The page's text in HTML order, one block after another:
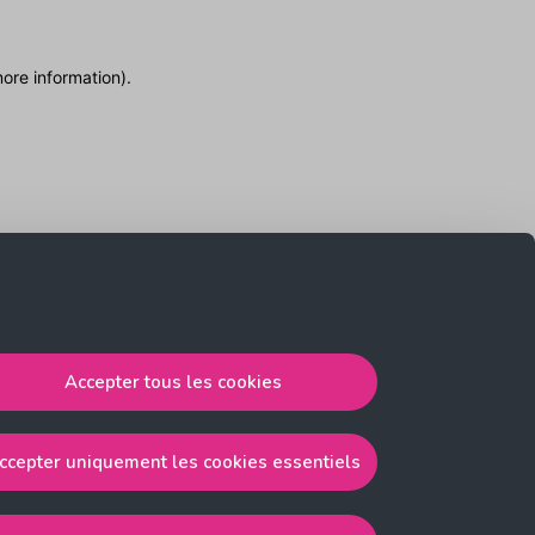
Accepter tous les cookies
uniquement les cookies essentiels
information).